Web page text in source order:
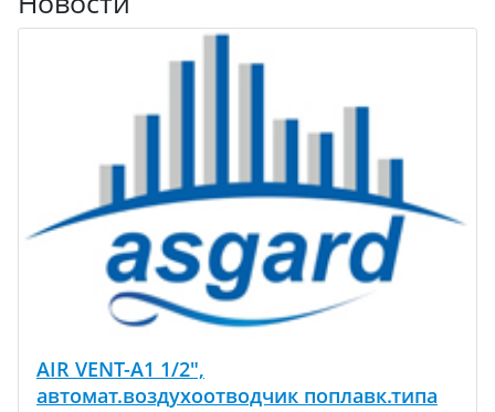
AIR VENT-A1 1/2",
автомат.воздухоотводчик поплавк.типа